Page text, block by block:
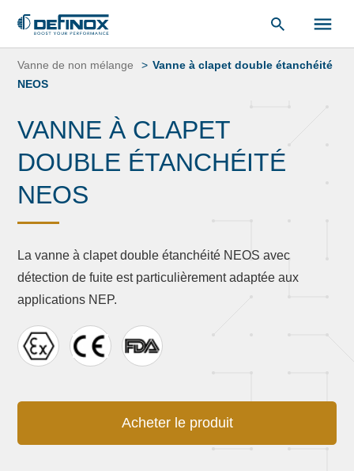
Aller
contenu
«Bibliothèque de documents
Vanne de non mélange
Vanne à clapet double étanchéité
NEOS
VANNE À CLAPET
DOUBLE ÉTANCHÉITÉ
NEOS
La vanne à clapet double étanchéité NEOS avec
détection de fuite est particulièrement adaptée aux
applications NEP.
Acheter le produit